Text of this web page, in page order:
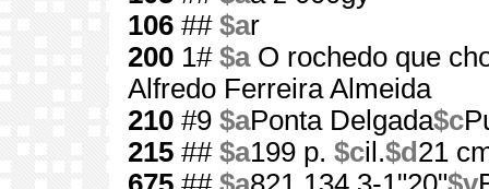
106 ## $ar
200 1# $aO rochedo que
Alfredo Ferreira Almeida
210 #9 $aPonta Delgada$c
215 ## $a199 p. $cil.$d 21